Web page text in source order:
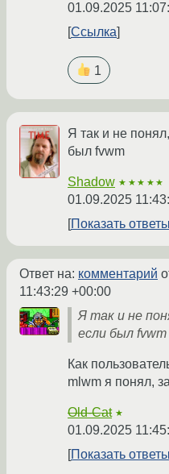
01.09.2025
Ссылка
1
Я так и не
был fvwm
Shadow ★★★★★
01.09.2025
Показать ответы
Ответ на: комментарий
11:43:29 +00:00
Я так и не
если был fvwm
Как
mlwm я понял,
Old-Cat ★
01.09.2025
Показать ответы